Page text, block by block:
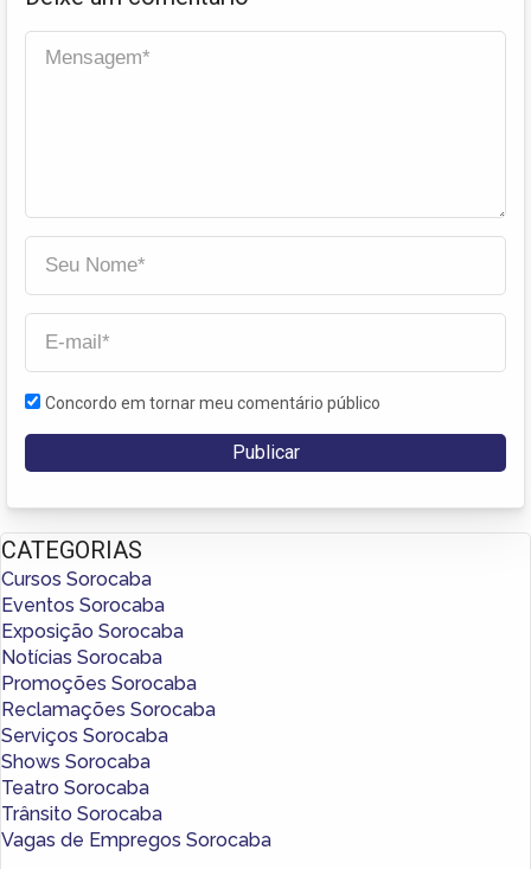
Concordo em tornar meu comentário público
CATEGORIAS
Cursos Sorocaba
Eventos Sorocaba
Exposição Sorocaba
Notícias Sorocaba
Promoções Sorocaba
Reclamações Sorocaba
Serviços Sorocaba
Shows Sorocaba
Teatro Sorocaba
Trânsito Sorocaba
Vagas de Empregos Sorocaba